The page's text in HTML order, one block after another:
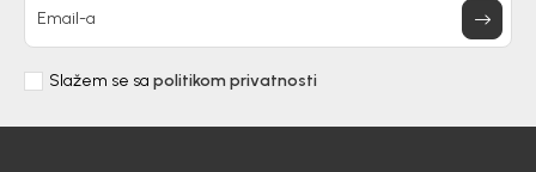
Email-a
Slažem se sa politikom privatnosti